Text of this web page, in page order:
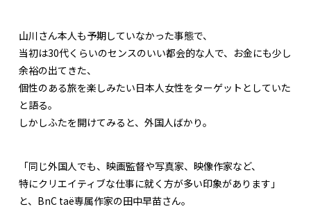
山川さん本人も予期していなかった事態で、
当初は30代くらいのセンスのいい都会的な人で、お金にも少し
余裕の出てきた、
個性のある旅を楽しみたい日本人女性をターゲットとしていた
と語る。
しかしふたを開けてみると、外国人ばかり。
「同じ外国人でも、映画監督や写真家、映像作家など、
特にクリエイティブな仕事に就く方が多い印象があります」
と、BnC taë専属作家の田中早苗さん。